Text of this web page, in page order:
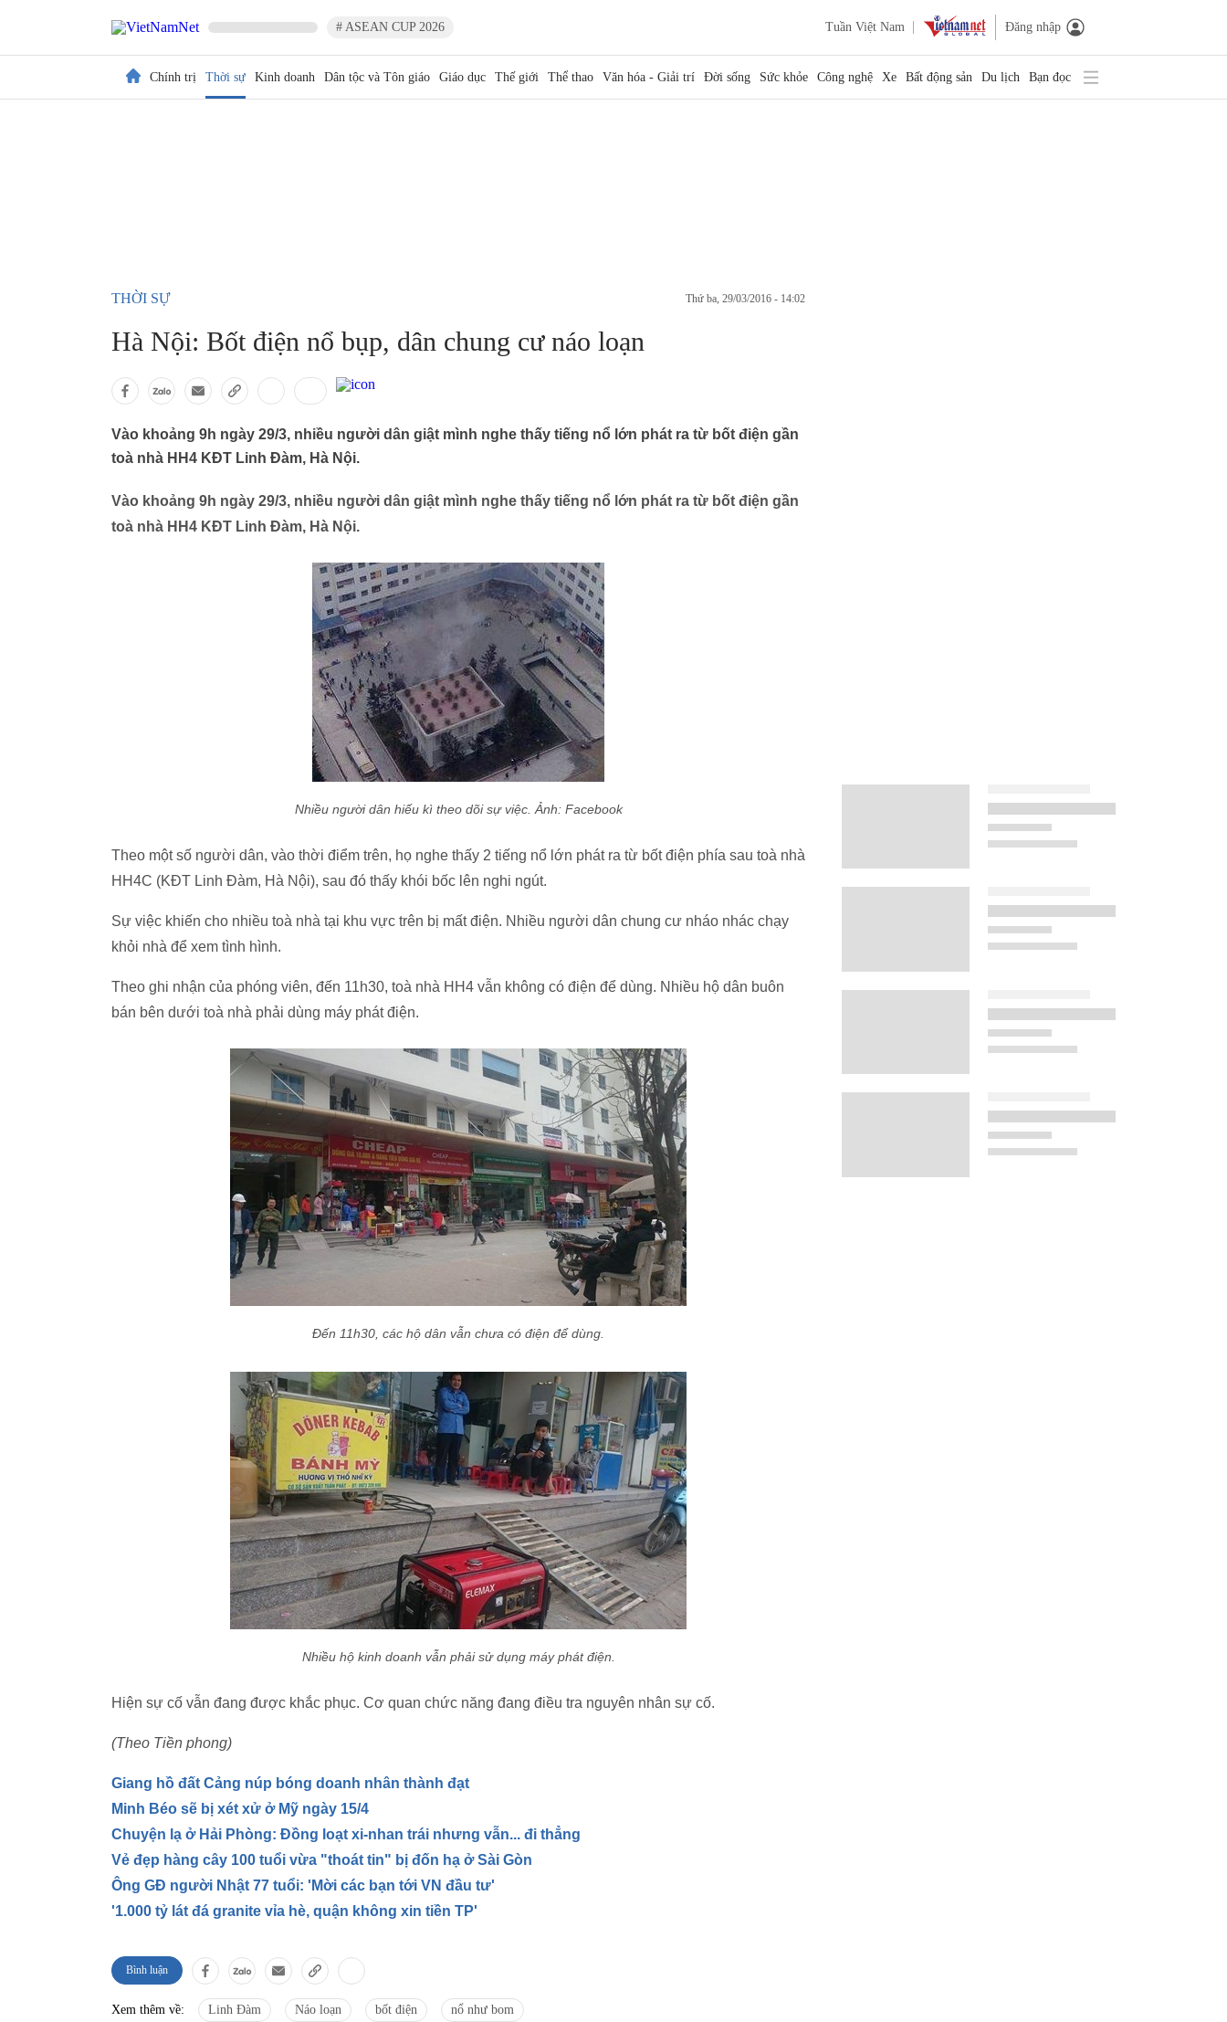
# ASEAN CUP 2026 Tuần Việt Nam Đăng nhập
Chính trị Thời sự Kinh doanh Dân tộc và Tôn giáo Giáo dục Thế giới Thể thao Văn hóa - Giải trí Đời sống Sức khỏe Công nghệ Xe Bất động sản Du lịch Bạn đọc
THỜI SỰ thứ ba, 29/03/2016 - 14:02
Hà Nội: Bốt điện nổ bụp, dân chung cư náo loạn
Vào khoảng 9h ngày 29/3, nhiều người dân giật mình nghe thấy tiếng nổ lớn phát ra từ bốt điện gần
toà nhà HH4 KĐT Linh Đàm, Hà Nội.
Vào khoảng 9h ngày 29/3, nhiều người dân giật mình nghe thấy tiếng nổ lớn phát ra từ bốt điện gần
toà nhà HH4 KĐT Linh Đàm, Hà Nội.
Nhiều người dân hiếu kì theo dõi sự việc. Ảnh: Facebook
Theo một số người dân, vào thời điểm trên, họ nghe thấy 2 tiếng nổ lớn phát ra từ bốt điện phía sau toà nhà
HH4C (KĐT Linh Đàm, Hà Nội), sau đó thấy khói bốc lên nghi ngút.
Sự việc khiến cho nhiều toà nhà tại khu vực trên bị mất điện. Nhiều người dân chung cư nháo nhác chạy
khỏi nhà để xem tình hình.
Theo ghi nhận của phóng viên, đến 11h30, toà nhà HH4 vẫn không có điện để dùng. Nhiều hộ dân buôn
bán bên dưới toà nhà phải dùng máy phát điện.
Đến 11h30, các hộ dân vẫn chưa có điện để dùng.
Nhiều hộ kinh doanh vẫn phải sử dụng máy phát điện.
Hiện sự cố vẫn đang được khắc phục. Cơ quan chức năng đang điều tra nguyên nhân sự cố.
(Theo Tiền phong)
Giang hồ đất Cảng núp bóng doanh nhân thành đạt
Minh Béo sẽ bị xét xử ở Mỹ ngày 15/4
Chuyện lạ ở Hải Phòng: Đồng loạt xi-nhan trái nhưng vẫn... đi thẳng
Vẻ đẹp hàng cây 100 tuổi vừa "thoát tin" bị đốn hạ ở Sài Gòn
Ông GĐ người Nhật 77 tuổi: 'Mời các bạn tới VN đầu tư'
'1.000 tỷ lát đá granite vỉa hè, quận không xin tiền TP'
Bình luận
Xem thêm về: Linh Đàm Náo loạn bốt điện nổ như bom